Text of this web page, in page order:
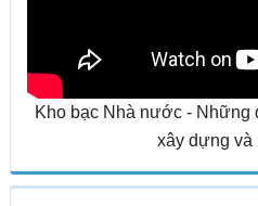
Kho bạc Nhà nước - Những
xây dựng và